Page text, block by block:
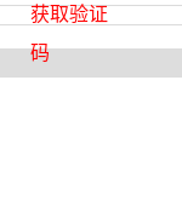
获取验证
码